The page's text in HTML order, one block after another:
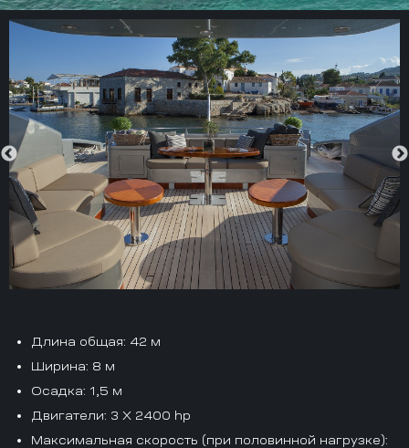
Длина общая: 42 м
Ширина: 8 м
Осадка: 1,5 м
Двигатели: 3 X 2400 hp
Максимальная скорость (при половинной нагрузке):